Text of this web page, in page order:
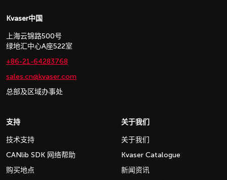
Kvaser中国
上海云锦路500号
绿地汇中心A座522室
+86-21-64283768
sales.cn@kvaser.com
总部及区域办事处
支持
技术支持
CANlib SDK 网络帮助
购买地点
关于我们
关于我们
Kvaser Catalogue
新闻资讯